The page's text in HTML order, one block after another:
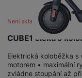
CUBE1 elektro
Není skladem
Elektrická koloběžka
motorem • maximální
zvládne stoupání až